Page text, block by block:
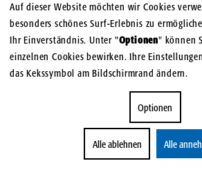
Auf dieser Website möchten wir Cookies
besonders schönes Surf-Erlebnis zu
Ihr Einverständnis. Unter "Optionen" können
einzelnen Cookies bewirken. Ihre
das Kekssymbol am Bildschirmrand ändern.
Optionen
Alle ablehnen Alle